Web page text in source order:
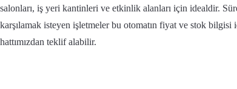
salonları, iş yeri kantinleri ve etkinlik alanları için idealdir.
karşılamak isteyen işletmeler bu otomatın fiyat ve stok
hattımızdan teklif alabilir.